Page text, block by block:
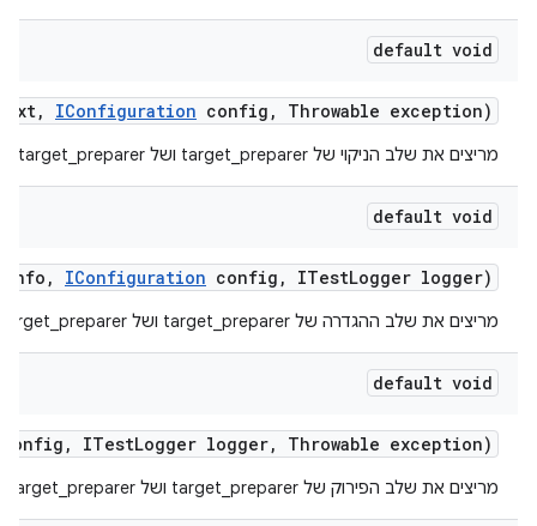
default void
, IConfiguration config , Throwable exception)
מריצים את שלב הניקוי של target_preparer ושל multi_target_preparer.
default void
Info , IConfiguration config , ITestLogger logger)
מריצים את שלב ההגדרה של target_preparer ושל multi_target_preparer.
default void
, ITestLogger logger, Throwable exception)
מריצים את שלב הפירוק של target_preparer ושל multi_target_preparer.